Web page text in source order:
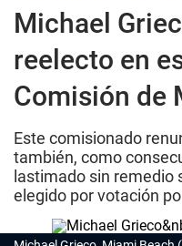
Michael
reelecto en
Comisión de
Este comisionado
también, como
lastimado sin
elegido por votación